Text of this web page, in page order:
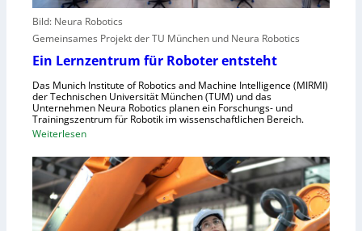
e
c
h
n
e
l
e
r
e
r
i
u
s
t
r
i
e
l
Bild: Neura Robotics
Gemeinsames Projekt der TU München und Neura Robotics
Ein Lernzentrum für Roboter entsteht
Das Munich Institute of Robotics and Machine Intelligence (MIRMI)
der Technischen Universität München (TUM) und das
Unternehmen Neura Robotics planen ein Forschungs- und
Trainingszentrum für Robotik im wissenschaftlichen Bereich.
Weiterlesen:
i
n